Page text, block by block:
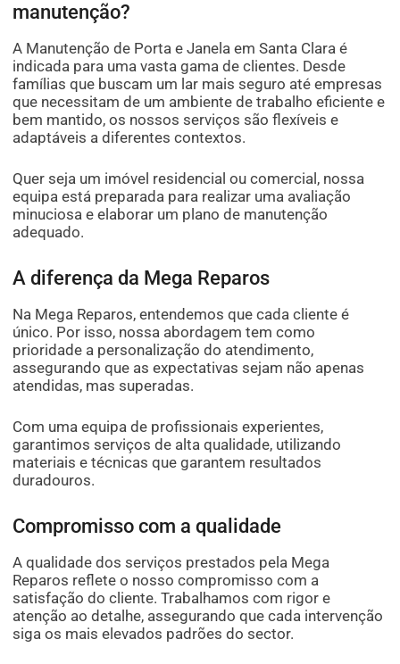
manutenção?
A Manutenção de Porta e Janela em Santa Clara é
indicada para uma vasta gama de clientes. Desde
famílias que buscam um lar mais seguro até empresas
que necessitam de um ambiente de trabalho eficiente e
bem mantido, os nossos serviços são flexíveis e
adaptáveis a diferentes contextos.
Quer seja um imóvel residencial ou comercial, nossa
equipa está preparada para realizar uma avaliação
minuciosa e elaborar um plano de manutenção
adequado.
A diferença da Mega Reparos
Na Mega Reparos, entendemos que cada cliente é
único. Por isso, nossa abordagem tem como
prioridade a personalização do atendimento,
assegurando que as expectativas sejam não apenas
atendidas, mas superadas.
Com uma equipa de profissionais experientes,
garantimos serviços de alta qualidade, utilizando
materiais e técnicas que garantem resultados
duradouros.
Compromisso com a qualidade
A qualidade dos serviços prestados pela Mega
Reparos reflete o nosso compromisso com a
satisfação do cliente. Trabalhamos com rigor e
atenção ao detalhe, assegurando que cada intervenção
siga os mais elevados padrões do sector.